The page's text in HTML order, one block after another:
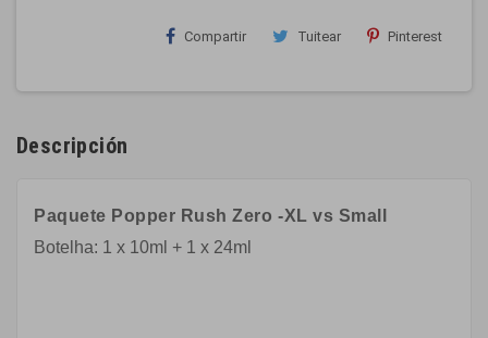
Compartir Tuitear Pinterest
Descripción
Paquete Popper Rush Zero -XL vs Small
Botelha: 1 x 10ml + 1 x 24ml